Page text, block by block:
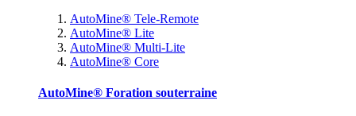
AutoMine® Tele-Remote
AutoMine® Lite
AutoMine® Multi-Lite
AutoMine® Core
AutoMine® Foration souterraine